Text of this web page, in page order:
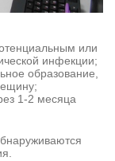
или
инфекции;
образование,
1-2 месяца